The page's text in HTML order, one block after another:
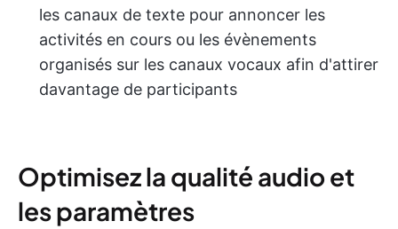
les canaux de texte pour annoncer les
activités en cours ou les évènements
organisés sur les canaux vocaux afin d'attirer
davantage de participants
Optimisez la qualité audio et
les paramètres